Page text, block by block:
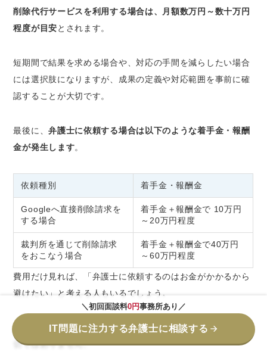
削除代行サービスを利用する場合は、月額数万円～数十万円
程度が目安とされます。
短期間で結果を求める場合や、対応の手間を減らしたい場合
には選択肢になりますが、成果の定義や対応範囲を事前に確
認することが大切です。
最後に、弁護士に依頼する場合は以下のような着手金・報酬
金が発生します。
依頼種別 着手金・報酬金
Googleへ直接削除請求を
する場合
着手金＋報酬金で 10万円
～20万円程度
裁判所を通じて削除請求
をおこなう場合
着手金＋報酬金で40万円
～60万円程度
費用だけ見れば、「弁護士に依頼するのはお金がかかるから
避けたい」と考える人もいるでしょう。
しかし、相談先や依頼先を安い・高いだけで判断するのは適
切ではありません。
＼初回面談料0円事務所あり／
IT問題に注力する弁護士に相談する